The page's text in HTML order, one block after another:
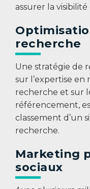
assurer la
recherche
Une stratégie de
sur l’expertise en
recherche et sur
référencement,
classement d’un
recherche.
Marketing
sociaux